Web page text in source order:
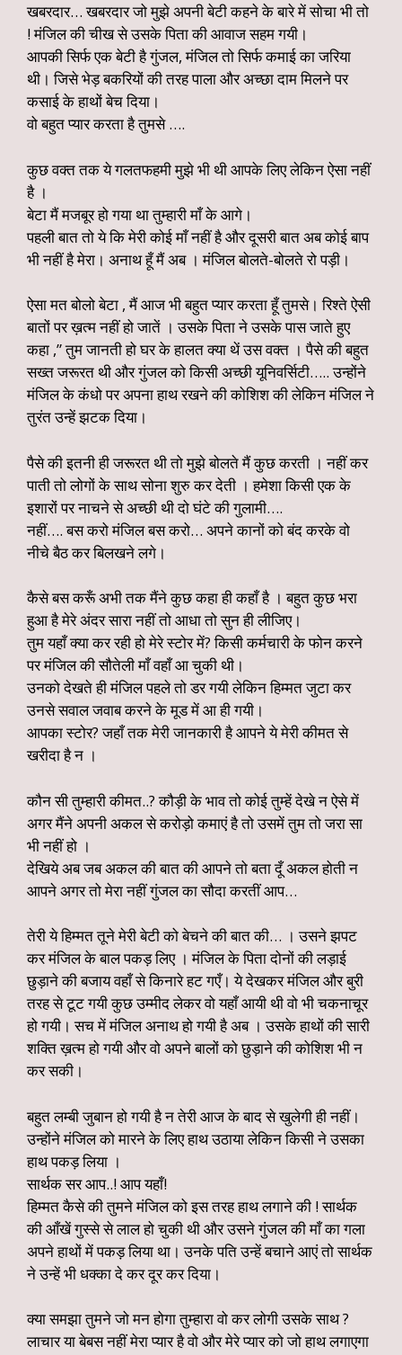
खबरदार… खबरदार जो मुझे अपनी बेटी कहने के बारे में सोचा भी तो
! मंजिल की चीख से उसके पिता की आवाज सहम गयी।
आपकी सिर्फ एक बेटी है गुंजल, मंजिल तो सिर्फ कमाई का जरिया
थी। जिसे भेड़ बकरियों की तरह पाला और अच्छा दाम मिलने पर
कसाई के हाथों बेच दिया।
वो बहुत प्यार करता है तुमसे ….
कुछ वक्त तक ये गलतफहमी मुझे भी थी आपके लिए लेकिन ऐसा नहीं
है ।
बेटा मैं मजबूर हो गया था तुम्हारी माँ के आगे।
पहली बात तो ये कि मेरी कोई माँ नहीं है और दूसरी बात अब कोई बाप
भी नहीं है मेरा। अनाथ हूँ मैं अब । मंजिल बोलते-बोलते रो पड़ी।
ऐसा मत बोलो बेटा , मैं आज भी बहुत प्यार करता हूँ तुमसे। रिश्ते ऐसी
बातों पर ख़त्म नहीं हो जातें । उसके पिता ने उसके पास जाते हुए
कहा ,” तुम जानती हो घर के हालत क्या थें उस वक्त । पैसे की बहुत
सख्त जरूरत थी और गुंजल को किसी अच्छी यूनिवर्सिटी….. उन्होंने
मंजिल के कंधो पर अपना हाथ रखने की कोशिश की लेकिन मंजिल ने
तुरंत उन्हें झटक दिया।
पैसे की इतनी ही जरूरत थी तो मुझे बोलते मैं कुछ करती । नहीं कर
पाती तो लोगों के साथ सोना शुरु कर देती । हमेशा किसी एक के
इशारों पर नाचने से अच्छी थी दो घंटे की गुलामी….
नहीं…. बस करो मंजिल बस करो… अपने कानों को बंद करके वो
नीचे बैठ कर बिलखने लगे।
कैसे बस करूँ अभी तक मैंने कुछ कहा ही कहाँ है । बहुत कुछ भरा
हुआ है मेरे अंदर सारा नहीं तो आधा तो सुन ही लीजिए।
तुम यहाँ क्या कर रही हो मेरे स्टोर में? किसी कर्मचारी के फोन करने
पर मंजिल की सौतेली माँ वहाँ आ चुकी थी।
उनको देखते ही मंजिल पहले तो डर गयी लेकिन हिम्मत जुटा कर
उनसे सवाल जवाब करने के मूड में आ ही गयी।
आपका स्टोर? जहाँ तक मेरी जानकारी है आपने ये मेरी कीमत से
खरीदा है न ।
कौन सी तुम्हारी कीमत..? कौड़ी के भाव तो कोई तुम्हें देखे न ऐसे में
अगर मैंने अपनी अकल से करोड़ो कमाएं है तो उसमें तुम तो जरा सा
भी नहीं हो ।
देखिये अब जब अकल की बात की आपने तो बता दूँ अकल होती न
आपने अगर तो मेरा नहीं गुंजल का सौदा करतीं आप…
तेरी ये हिम्मत तूने मेरी बेटी को बेचने की बात की… । उसने झपट
कर मंजिल के बाल पकड़ लिए । मंजिल के पिता दोनों की लड़ाई
छुड़ाने की बजाय वहाँ से किनारे हट गएँ। ये देखकर मंजिल और बुरी
तरह से टूट गयी कुछ उम्मीद लेकर वो यहाँ आयी थी वो भी चकनाचूर
हो गयी। सच में मंजिल अनाथ हो गयी है अब । उसके हाथों की सारी
शक्ति ख़त्म हो गयी और वो अपने बालों को छुड़ाने की कोशिश भी न
कर सकी।
बहुत लम्बी जुबान हो गयी है न तेरी आज के बाद से खुलेगी ही नहीं।
उन्होंने मंजिल को मारने के लिए हाथ उठाया लेकिन किसी ने उसका
हाथ पकड़ लिया ।
सार्थक सर आप..! आप यहाँ!
हिम्मत कैसे की तुमने मंजिल को इस तरह हाथ लगाने की ! सार्थक
की आँखें गुस्से से लाल हो चुकी थी और उसने गुंजल की माँ का गला
अपने हाथों में पकड़ लिया था। उनके पति उन्हें बचाने आएं तो सार्थक
ने उन्हें भी धक्का दे कर दूर कर दिया।
क्या समझा तुमने जो मन होगा तुम्हारा वो कर लोगी उसके साथ ?
लाचार या बेबस नहीं मेरा प्यार है वो और मेरे प्यार को जो हाथ लगाएगा